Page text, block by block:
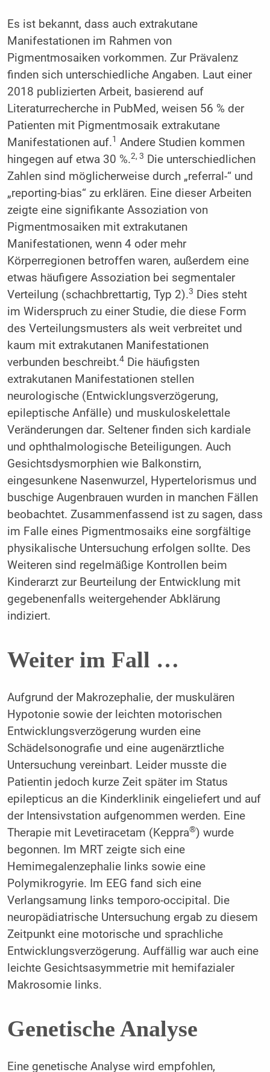
Es ist bekannt, dass auch extrakutane
Manifestationen im Rahmen von
Pigmentmosaiken vorkommen. Zur Prävalenz
finden sich unterschiedliche Angaben. Laut einer
2018 publizierten Arbeit, basierend auf
Literaturrecherche in PubMed, weisen 56 % der
Patienten mit Pigmentmosaik extrakutane
Manifestationen auf.1 Andere Studien kommen
hingegen auf etwa 30 %.2, 3 Die unterschiedlichen
Zahlen sind möglicherweise durch „referral-“ und
„reporting-bias“ zu erklären. Eine dieser Arbeiten
zeigte eine signifikante Assoziation von
Pigmentmosaiken mit extrakutanen
Manifestationen, wenn 4 oder mehr
Körperregionen betroffen waren, außerdem eine
etwas häufigere Assoziation bei segmentaler
Verteilung (schachbrettartig, Typ 2).3 Dies steht
im Widerspruch zu einer Studie, die diese Form
des Verteilungsmusters als weit verbreitet und
kaum mit extrakutanen Manifestationen
verbunden beschreibt.4Die häufigsten
extrakutanen Manifestationen stellen
neurologische (Entwicklungsverzögerung,
epileptische Anfälle) und muskuloskelettale
Veränderungen dar. Seltener finden sich kardiale
und ophthalmologische Beteiligungen. Auch
Gesichtsdysmorphien wie Balkonstirn,
eingesunkene Nasenwurzel, Hypertelorismus und
buschige Augenbrauen wurden in manchen Fällen
beobachtet. Zusammenfassend ist zu sagen, dass
im Falle eines Pigmentmosaiks eine sorgfältige
physikalische Untersuchung erfolgen sollte. Des
Weiteren sind regelmäßige Kontrollen beim
Kinderarzt zur Beurteilung der Entwicklung mit
gegebenenfalls weitergehender Abklärung
indiziert.
Weiter im Fall …
Aufgrund der Makrozephalie, der muskulären
Hypotonie sowie der leichten motorischen
Entwicklungsverzögerung wurden eine
Schädelsonografie und eine augenärztliche
Untersuchung vereinbart. Leider musste die
Patientin jedoch kurze Zeit später im Status
epilepticus an die Kinderklinik eingeliefert und auf
der Intensivstation aufgenommen werden. Eine
Therapie mit Levetiracetam (Keppra®) wurde
begonnen. Im MRT zeigte sich eine
Hemimegalenzephalie links sowie eine
Polymikrogyrie. Im EEG fand sich eine
Verlangsamung links temporo-occipital. Die
neuropädiatrische Untersuchung ergab zu diesem
Zeitpunkt eine motorische und sprachliche
Entwicklungsverzögerung. Auffällig war auch eine
leichte Gesichtsasymmetrie mit hemifazialer
Makrosomie links.
Genetische Analyse
Eine genetische Analyse wird empfohlen,